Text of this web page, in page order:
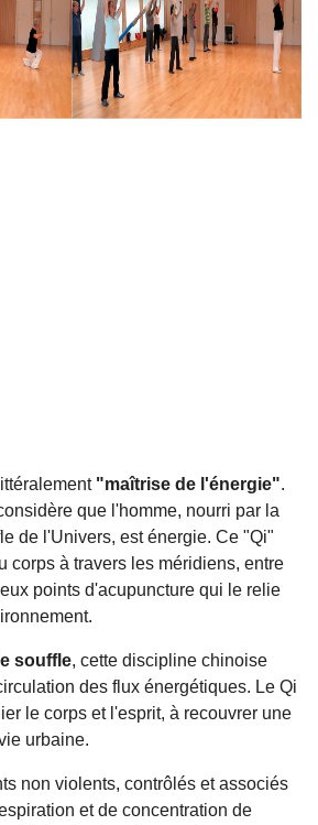
"maîtrise de l'énergie".
que l'homme, nourri par la
de l'Univers, est énergie. Ce "Qi"
corps à travers les méridiens, entre
points d'acupuncture qui le relie
souffle, cette discipline chinoise
des flux énergétiques. Le Qi
le corps et l'esprit, à recouvrer une
urbaine.
non violents, contrôlés et associés
et de concentration de